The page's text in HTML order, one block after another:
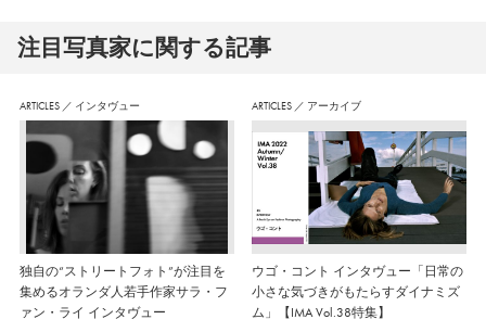
注⽬写真家に関する記事
ARTICLES ／ インタヴュー
独自の“ストリートフォト”が注目を
集めるオランダ人若手作家サラ・フ
ァン・ライ インタヴュー
ARTICLES ／ アーカイブ
ウゴ・コント インタヴュー「日常の
小さな気づきがもたらすダイナミズ
ム」【IMA Vol.38特集】